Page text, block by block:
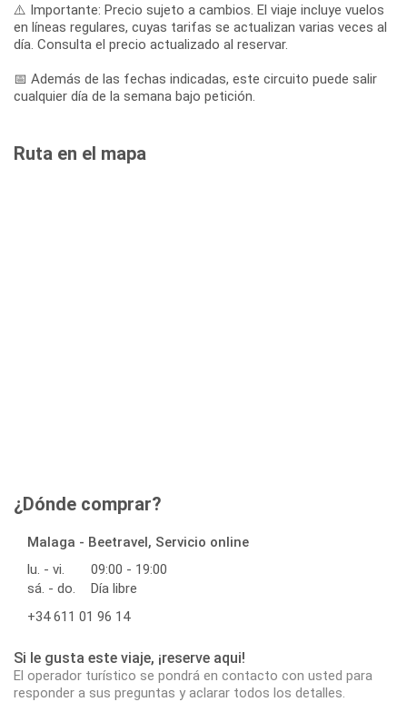
⚠️ Importante: Precio sujeto a cambios. El viaje incluye vuelos
en líneas regulares, cuyas tarifas se actualizan varias veces al
día. Consulta el precio actualizado al reservar.
📅 Además de las fechas indicadas, este circuito puede salir
cualquier día de la semana bajo petición.
Ruta en el mapa
¿Dónde comprar?
Malaga - Beetravel, Servicio online
lu. - vi.
09:00 - 19:00
sá. - do.
Día libre
+34 611 01 96 14
Si le gusta este viaje, ¡reserve aqui!
El operador turístico se pondrá en contacto con usted para
responder a sus preguntas y aclarar todos los detalles.